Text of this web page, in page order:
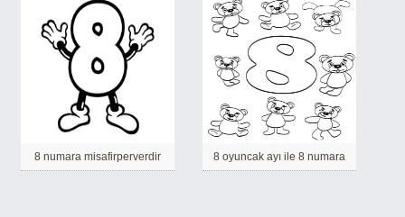
8 numara misafirperverdir 8 oyuncak ayı ile 8 numara